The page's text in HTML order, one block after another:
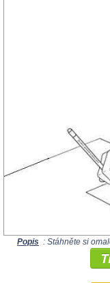
Popis : Stáhněte si